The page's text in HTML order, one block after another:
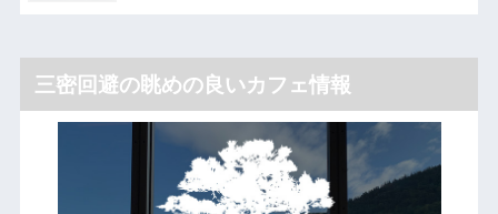
三密回避の眺めの良いカフェ情報